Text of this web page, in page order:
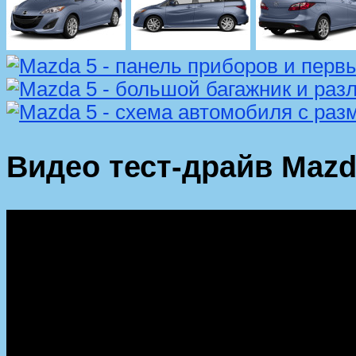
Видео тест-драйв